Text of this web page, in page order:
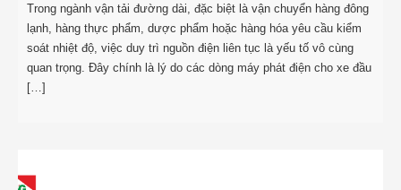
Trong ngành vận tải đường dài, đặc biệt là vận chuyển hàng đông
lạnh, hàng thực phẩm, dược phẩm hoặc hàng hóa yêu cầu kiểm
soát nhiệt độ, việc duy trì nguồn điện liên tục là yếu tố vô cùng
quan trọng. Đây chính là lý do các dòng máy phát điện cho xe đầu
[…]